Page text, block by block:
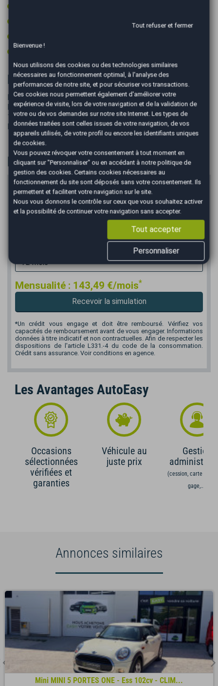
Informations complémentaires
MINI COOPER 1.5i 136 DCT7 RED HOT CHILI
MISE EN CIRCULATION LE 25/02/2019 TOTALISANT
148200 KMS
DERNIER ENTRETIEN 11/ 2025 à 139000 KMS
Financer
Prix du véhicule
€
Apport en €
Mensualité : 143,49 €/mois*
Recevoir la simulation
*Un crédit vous engage et doit être remboursé. Vérifiez vos
capacités de remboursement avant de vous engager. Informations
données à titre indicatif et non contractuelles. Afin de respecter les
dispositions de l'article L331.-4 du code de la consommation.
Crédit sans assurance. Voir conditions en agence.
Les Avantages AutoEasy
Occasions
sélectionnées
vérifiées et
garanties
Véhicule au
juste prix
Gestion
(cession, carte grise,
gage,...)
Annonces similaires
Mini MINI 5 PORTES ONE - Ess 102cv - CLIM...
Tout refuser et fermer
Bienvenue !
Nous utilisons des cookies ou des technologies similaires
nécessaires au fonctionnement optimal, à l'analyse des
performances de notre site, et pour sécuriser vos transactions.
Ces cookies nous permettent également d'améliorer votre
expérience de visite, lors de votre navigation et de la validation de
votre ou de vos demandes sur notre site Internet. Les types de
données traitées sont celles issues de votre navigation, de vos
appareils utilisés, de votre profil ou encore les identifiants uniques
de cookies.
Vous pouvez révoquer votre consentement à tout moment en
cliquant sur "Personnaliser" ou en accédant à notre politique de
gestion des cookies. Certains cookies nécessaires au
fonctionnement du site sont déposés sans votre consentement. Ils
permettent et facilitent votre navigation sur le site.
Nous vous donnons le contrôle sur ceux que vous souhaitez activer
et la possibilité de continuer votre navigation sans accepter.
Tout accepter
Personnaliser